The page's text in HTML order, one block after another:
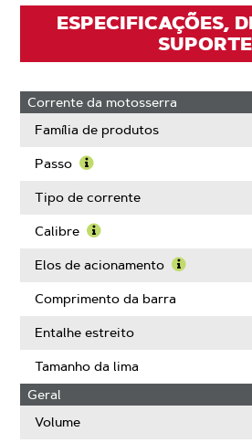
ESPECIFICAÇÕES,
SUPORTE
Corrente da motosserra
Família de produtos
Passo
mais
Passo
Tipo de corrente
Calibre
mais
Calibre
Elos de acionamento
mais
Comprimento da barra
Entalhe estreito
Tamanho da lima
Geral
Volume